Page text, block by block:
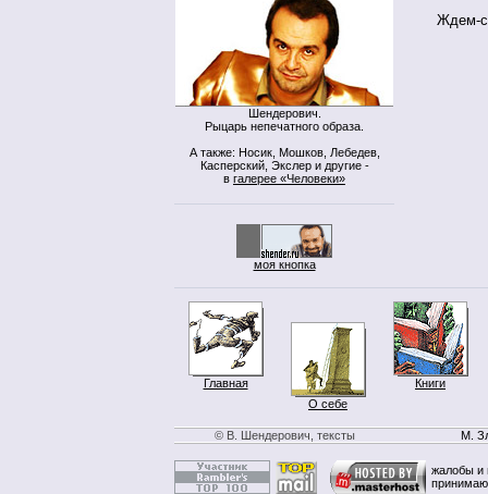
Шендерович.
Рыцарь непечатного образа.
А также: Носик, Мошков, Лебедев,
Касперский, Экслер и другие -
в галерее «Человеки»
моя кнопка
Ждем-
Главная
О себе
Книги
© В. Шендерович, тексты М.
жалобы и